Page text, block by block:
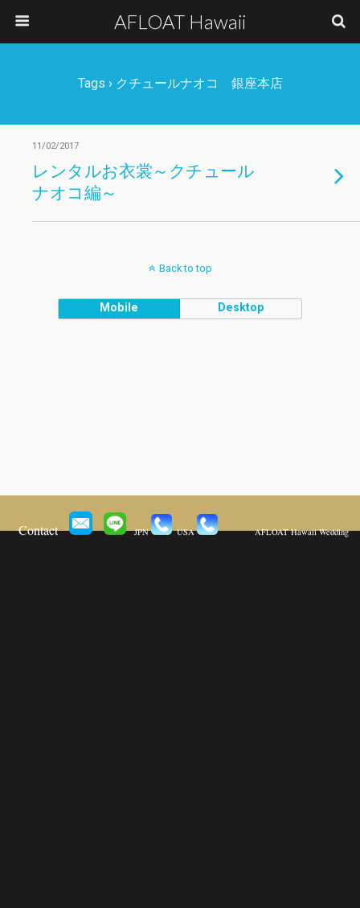
AFLOAT Hawaii
Tags › クチュールナオコ 銀座本店
11/02/2017
レンタルお衣裳～クチュール
ナオコ編～
Back to top
Mobile Desktop
Contact JPN USA AFLOAT Hawaii